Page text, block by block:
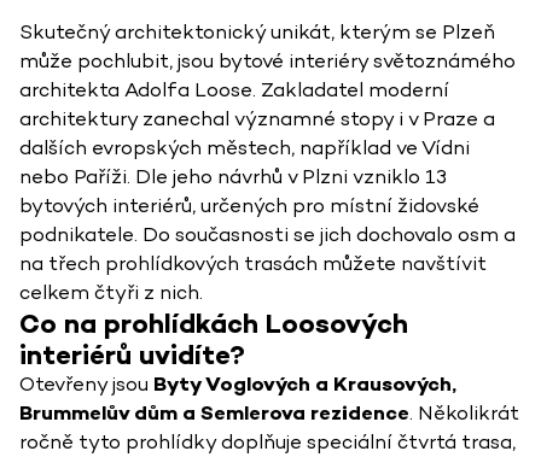
Skutečný architektonický unikát, kterým se Plzeň
může pochlubit, jsou bytové interiéry světoznámého
architekta Adolfa Loose. Zakladatel moderní
architektury zanechal významné stopy i v Praze a
dalších evropských městech, například ve Vídni
nebo Paříži. Dle jeho návrhů v Plzni vzniklo 13
bytových interiérů, určených pro místní židovské
podnikatele. Do současnosti se jich dochovalo osm a
na třech prohlídkových trasách můžete navštívit
celkem čtyři z nich.
Co na prohlídkách Loosových
interiérů uvidíte?
Otevřeny jsou Byty Voglových a Krausových,
Brummelův dům a Semlerova rezidence. Několikrát
ročně tyto prohlídky doplňuje speciální čtvrtá trasa,